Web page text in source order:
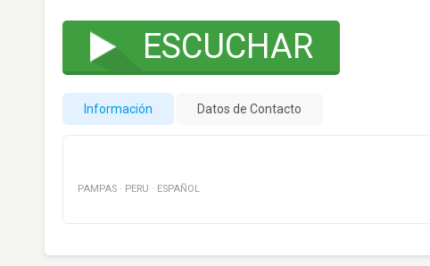
ESCUCHAR
Información Datos de Contacto
PAMPAS · PERU · ESPAÑOL